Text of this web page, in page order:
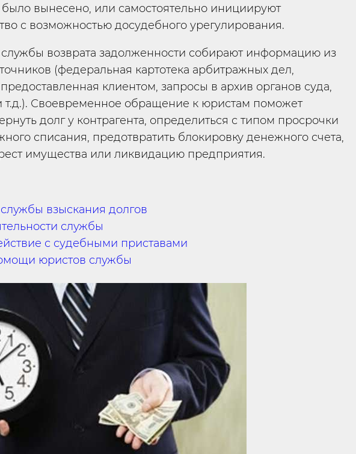
вынесено, или самостоятельно инициируют
с возможностью досудебного урегулирования.
возврата задолженности собирают информацию из
(федеральная картотека арбитражных дел,
клиентом, запросы в архив органов суда,
Своевременное обращение к юристам поможет
долг у контрагента, определиться с типом просрочки
списания, предотвратить блокировку денежного счета,
имущества или ликвидацию предприятия.
взыскания долгов
службы
с судебными приставами
юристов службы